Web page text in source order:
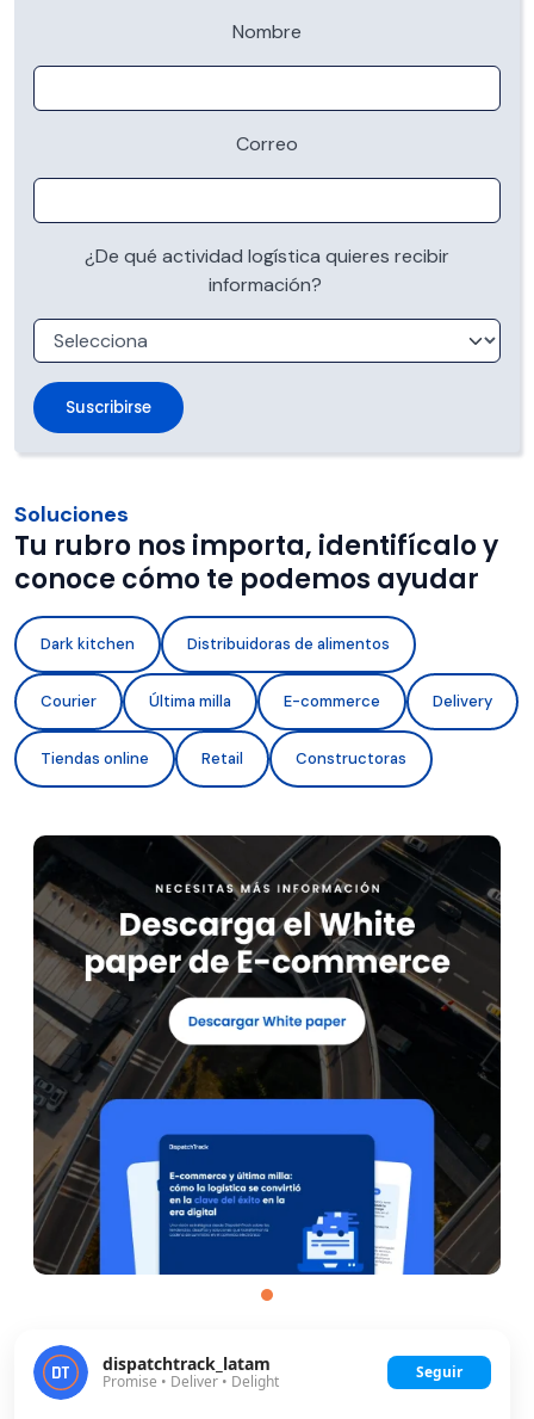
Nombre
Correo
¿De qué actividad logística quieres recibir
información?
Soluciones
Tu rubro nos importa, identifícalo y
conoce cómo te podemos ayudar
Dark kitchen Distribuidoras de alimentos
Courier Última milla E-commerce Delivery
Tiendas online Retail Constructoras
dispatchtrack_latam
Promise • Deliver • Delight Seguir